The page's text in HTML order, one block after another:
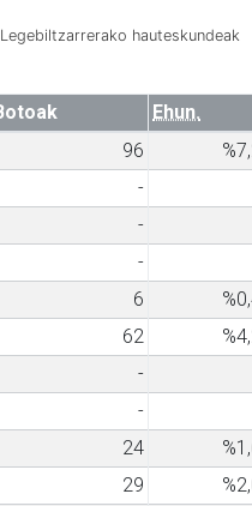
hauteskundeak
Ehun.
96
-
-
-
6
62
-
-
24
29